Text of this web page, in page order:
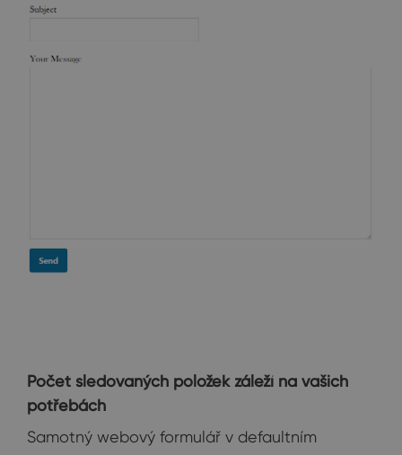
Počet sledovaných položek záleží na vašich
potřebách
Samotný webový formulář v defaultním